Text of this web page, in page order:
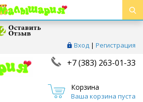
Вход | Регистрация
+7 (383) 263-01-33
Корзина
Ваша корзина пуста